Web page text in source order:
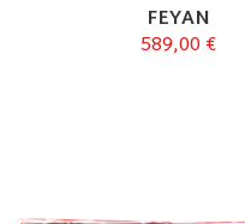
FEYAN
589,00 €